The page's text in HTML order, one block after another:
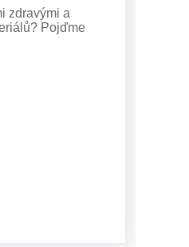
zdravými a
Pojďme